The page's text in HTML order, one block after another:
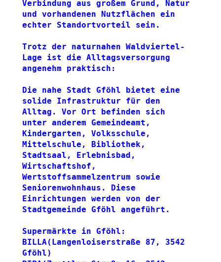
Verbindung aus großem Grund, Natur
und vorhandenen Nutzflächen ein
echter Standortvorteil sein.
Trotz der naturnahen Waldviertel-
Lage ist die Alltagsversorgung
angenehm praktisch:
Die nahe Stadt Gföhl bietet eine
solide Infrastruktur für den
Alltag. Vor Ort befinden sich
unter anderem Gemeindeamt,
Kindergarten, Volksschule,
Mittelschule, Bibliothek,
Stadtsaal, Erlebnisbad,
Wirtschaftshof,
Wertstoffsammelzentrum sowie
Seniorenwohnhaus. Diese
Einrichtungen werden von der
Stadtgemeinde Gföhl angeführt.
Supermärkte in Gföhl:
BILLA(Langenloiserstraße 87, 3542
Gföhl)